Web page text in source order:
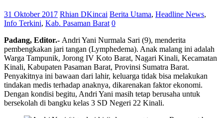
31 Oktober 2017 Rhian DKincai Berita Utama, Headline News,
Info Terkini, Kab. Pasaman Barat 0
Padang, Editor.- Andri Yani Nurmala Sari (9), menderita
pembengkakan jari tangan (Lymphedema). Anak malang ini adalah
Warga Tampunik, Jorong IV Koto Barat, Nagari Kinali, Kecamatan
Kinali, Kabupaten Pasaman Barat, Provinsi Sumatra Barat.
Penyakitnya ini bawaan dari lahir, keluarga tidak bisa melakukan
tindakan medis terhadap anaknya, dikarenakan faktor ekonomi.
Dengan kondisi begitu, Andri Yani masih tetap berusaha untuk
bersekolah di bangku kelas 3 SD Negeri 22 Kinali.